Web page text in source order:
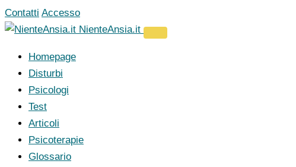
Vai
al
Contatti Accesso
NienteAnsia.it
Homepage
Disturbi
Psicologi
Test
Articoli
Psicoterapie
Glossario